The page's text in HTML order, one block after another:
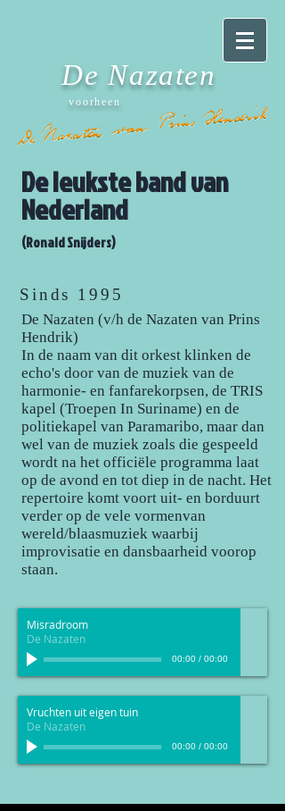
De Nazaten
voorheen
De Nazaten (v/h de Nazaten van Prins
Hendrik)
In de naam van dit orkest klinken de
echo's door van de muziek van de
harmonie- en fanfarekorpsen, de TRIS
kapel (Troepen In Suriname) en de
politiekapel van Paramaribo, maar dan
wel van de muziek zoals die gespeeld
wordt na het officiële programma laat
op de avond en tot diep in de nacht. Het
repertoire komt voort uit- en borduurt
verder op de vele vormenvan
wereld/blaasmuziek waarbij
improvisatie en dansbaarheid voorop
staan.
Sinds 1995
Misradroom
De Nazaten
00:00/ 00:00
Vruchten uit eigen tuin
De Nazaten
00:00/ 00:00
De leukste band van
Nederland
(Ronald Snijders)